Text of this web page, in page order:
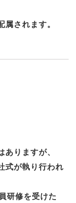
属されます。
ありますが、
式が執り行われ
研修を受けた